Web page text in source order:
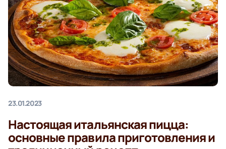
23.01.2023
Настоящая итальянская пицца:
основные правила приготовления и